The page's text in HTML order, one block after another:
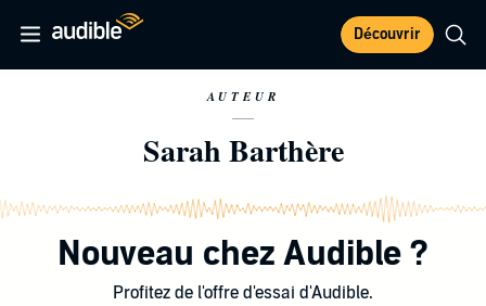
Découvrir
AUTEUR
Sarah Barthère
Nouveau chez Audible ?
Profitez de l'offre d'essai d'Audible.